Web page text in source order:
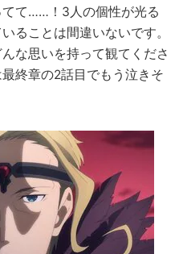
て……！3人の個性が光る
ることは間違いないです。
な思いを持って観てくださ
終章の2話目でもう泣きそ